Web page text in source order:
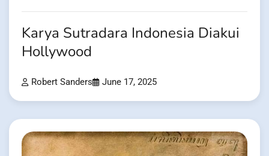
Karya Sutradara Indonesia Diakui
Hollywood
Robert Sanders June 17, 2025